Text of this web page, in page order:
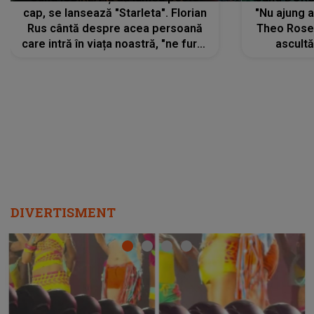
cap, se lansează "Starleta". Florian
Rus cântă despre acea persoană
care intră în viața noastră, "ne fură"
"Nu ajung
Theo
DIVERTISMENT